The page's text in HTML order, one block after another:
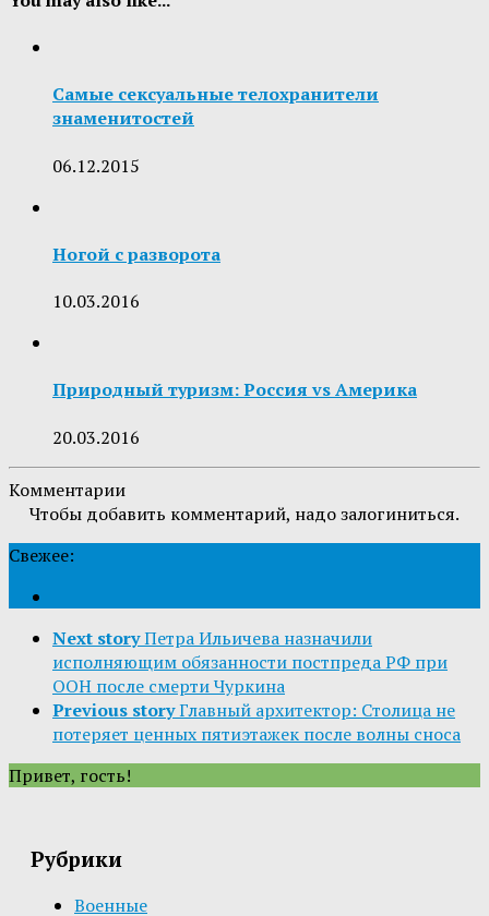
Самые сексуальные телохранители
знаменитостей
06.12.2015
Ногой с разворота
10.03.2016
Природный туризм: Россия vs Америка
20.03.2016
Комментарии
Чтобы добавить комментарий, надо залогиниться.
Свежее:
Next storyПетра Ильичева назначили
исполняющим обязанности постпреда РФ при
ООН после смерти Чуркина
Previous storyГлавный архитектор: Столица не
потеряет ценных пятиэтажек после волны сноса
Привет, гость!
Рубрики
Военные